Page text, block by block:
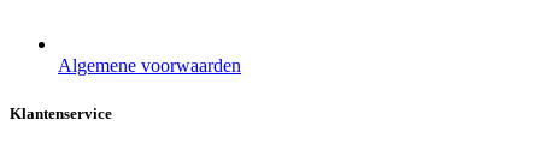
Algemene voorwaarden
Klantenservice